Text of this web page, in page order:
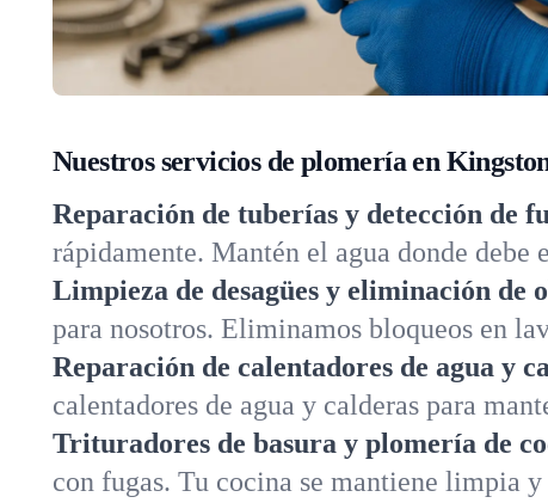
Nuestros servicios de plomería en
Reparación de tuberías y detección de
rápidamente. Mantén el agua donde debe
Limpieza de desagües y eliminación de
para nosotros. Eliminamos bloqueos en
Reparación de calentadores de agua y
calentadores de agua y calderas para
Trituradores de basura y plomería de
con fugas. Tu cocina se mantiene limpia